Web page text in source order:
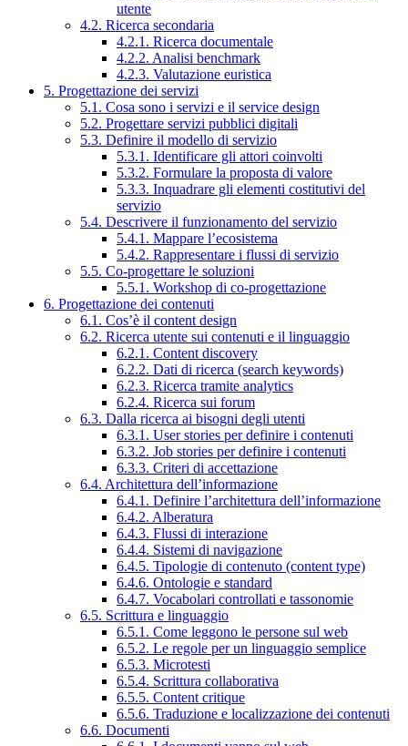
utente
4.2. Ricerca secondaria
4.2.1. Ricerca documentale
4.2.2. Analisi benchmark
4.2.3. Valutazione euristica
5. Progettazione dei servizi
5.1. Cosa sono i servizi e il service design
5.2. Progettare servizi pubblici digitali
5.3. Definire il modello di servizio
5.3.1. Identificare gli attori coinvolti
5.3.2. Formulare la proposta di valore
5.3.3. Inquadrare gli elementi costitutivi del
servizio
5.4. Descrivere il funzionamento del servizio
5.4.1. Mappare l’ecosistema
5.4.2. Rappresentare i flussi di servizio
5.5. Co-progettare le soluzioni
5.5.1. Workshop di co-progettazione
6. Progettazione dei contenuti
6.1. Cos’è il content design
6.2. Ricerca utente sui contenuti e il linguaggio
6.2.1. Content discovery
6.2.2. Dati di ricerca (search keywords)
6.2.3. Ricerca tramite analytics
6.2.4. Ricerca sui forum
6.3. Dalla ricerca ai bisogni degli utenti
6.3.1. User stories per definire i contenuti
6.3.2. Job stories per definire i contenuti
6.3.3. Criteri di accettazione
6.4. Architettura dell’informazione
6.4.1. Definire l’architettura dell’informazione
6.4.2. Alberatura
6.4.3. Flussi di interazione
6.4.4. Sistemi di navigazione
6.4.5. Tipologie di contenuto (content type)
6.4.6. Ontologie e standard
6.4.7. Vocabolari controllati e tassonomie
6.5. Scrittura e linguaggio
6.5.1. Come leggono le persone sul web
6.5.2. Le regole per un linguaggio semplice
6.5.3. Microtesti
6.5.4. Scrittura collaborativa
6.5.5. Content critique
6.5.6. Traduzione e localizzazione dei contenuti
6.6. Documenti